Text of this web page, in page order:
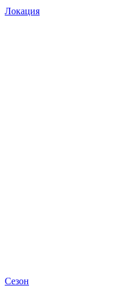
Локация
Сезон